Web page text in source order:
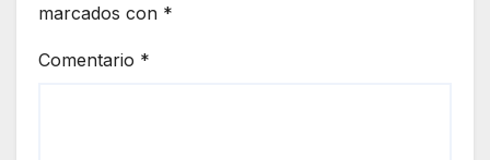
marcados con *
Comentario *